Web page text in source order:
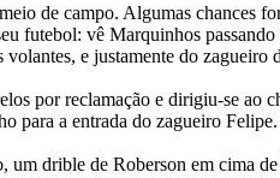
de campo. Algumas chances
futebol: vê Marquinhos
e justamente do zagueiro
por reclamação e dirigiu-se
para a entrada do zagueiro Felipe.
drible de Roberson em cima